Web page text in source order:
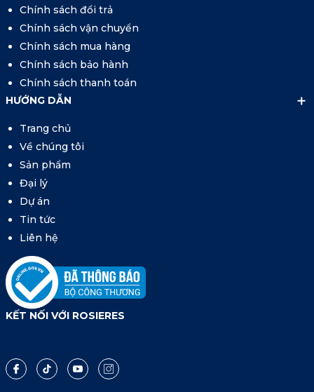
Chính sách đổi trả
Chính sách vận chuyển
Chính sách mua hàng
Chính sách bảo hành
Chính sách thanh toán
HƯỚNG DẪN
Trang chủ
Về chúng tôi
Sản phẩm
Đại lý
Dự án
Tin tức
Liên hệ
KẾT NỐI VỚI ROSIERES